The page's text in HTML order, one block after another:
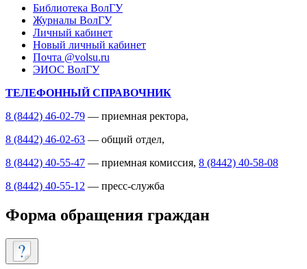
Библиотека ВолГУ
Журналы ВолГУ
Личный кабинет
Новый личный кабинет
Почта @volsu.ru
ЭИОС ВолГУ
ТЕЛЕФОННЫЙ СПРАВОЧНИК
8 (8442) 46-02-79 — приемная ректора,
8 (8442) 46-02-63 — общий отдел,
8 (8442) 40-55-47 — приемная комиссия, 8 (8442) 40-58-08
8 (8442) 40-55-12 — пресс-служба
Форма обращения граждан